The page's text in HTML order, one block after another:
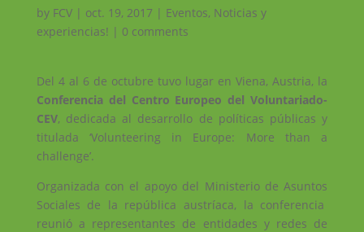
by FCV| oct. 19, 2017 | Eventos, Noticias y
experiencias! | 0 comments
Del 4 al 6 de octubre tuvo lugar en Viena, Austria, la
Conferencia del Centro Europeo del Voluntariado-
CEV, dedicada al desarrollo de políticas públicas y
titulada ‘Volunteering in Europe: More than a
challenge’.
Organizada con el apoyo del Ministerio de Asuntos
Sociales de la república austríaca, la conferencia
reunió a representantes de entidades y redes de